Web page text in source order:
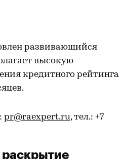
развивающийся
высокую
кредитного рейтинга
pr@raexpert.ru, тел.: +7
раскрытие